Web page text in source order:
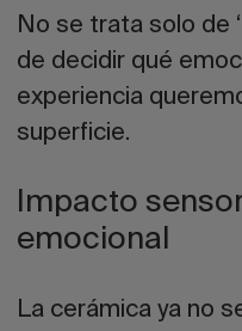
No se trata solo de
de decidir qué
experiencia
superficie.
Impacto
emocional
La cerámica ya no